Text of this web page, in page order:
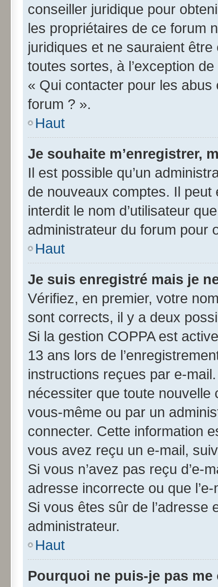
conseiller juridique pour
les propriétaires de ce forum
juridiques et ne sauraient
toutes sortes, à l’exception
« Qui contacter pour les
forum ? ».
Haut
Je souhaite m’enregistrer,
Il est possible qu’un
de nouveaux comptes. Il
interdit le nom d’utilisateur
administrateur du forum pour
Haut
Je suis enregistré mais je
Vérifiez, en premier, votre
sont corrects, il y a deux
Si la gestion COPPA est
13 ans lors de
instructions reçues par e-
nécessiter que toute
vous-même ou par un
connecter. Cette information
vous avez reçu un e-mail,
Si vous n’avez pas reçu d’e-
adresse incorrecte ou que
Si vous êtes sûr de l’adresse
administrateur.
Haut
Pourquoi ne puis-je pas